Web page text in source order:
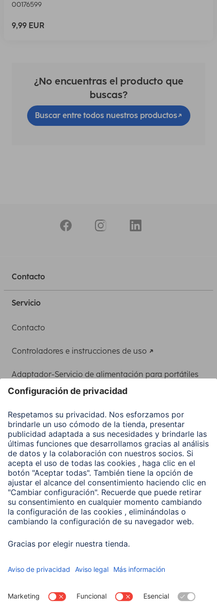
00176599
9,99 EUR
¿No encuentras el producto que
buscas?
Buscar entre todos nuestros productos
Contacto
Servicio
Contacto
Controladores e instrucciones de uso
Adaptador-Servicio de alimentación para portátiles
Clientes online
Conviértete en distribuidor
Compañía
Historia de la empresa
Hama en todo el Mundo
Sostenibilidad
Business-Portal